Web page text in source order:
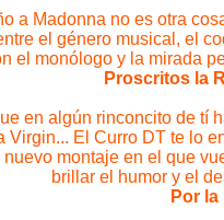
a Madonna no es otra
el género musical, el
el monólogo y la mirada
Proscritos la
en algún rinconcito de tí
Virgin... El Curro DT te lo
nuevo montaje en el que
brillar el humor y el
Por la